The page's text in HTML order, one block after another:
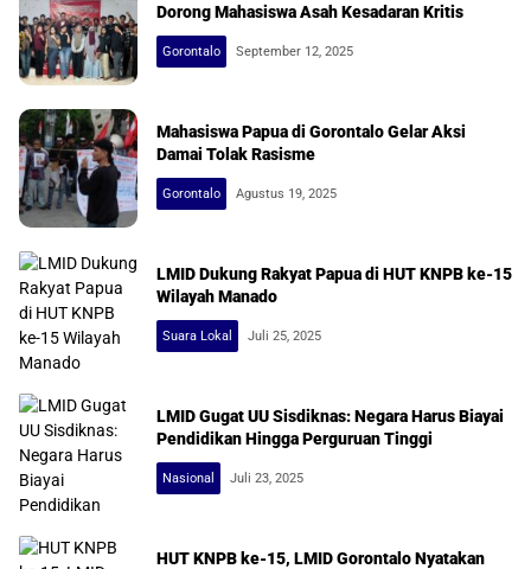
Dorong Mahasiswa Asah Kesadaran Kritis
Gorontalo September 12, 2025
Mahasiswa Papua di Gorontalo Gelar Aksi
Damai Tolak Rasisme
Gorontalo Agustus 19, 2025
LMID Dukung Rakyat Papua di HUT KNPB ke-15
Wilayah Manado
Suara Lokal Juli 25, 2025
LMID Gugat UU Sisdiknas: Negara Harus Biayai
Pendidikan Hingga Perguruan Tinggi
Nasional Juli 23, 2025
HUT KNPB ke-15, LMID Gorontalo Nyatakan